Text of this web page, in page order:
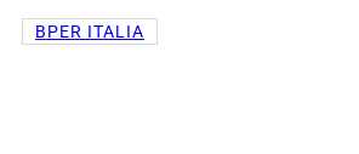
BPER ITALIA